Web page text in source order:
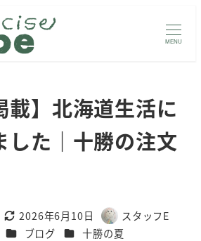
MENU
載】北海道生活に
した｜十勝の注文
更新日
2026年6月10日
著
スタッフE
カテゴリー
ブログ カテゴリー
十勝の夏